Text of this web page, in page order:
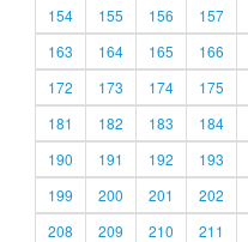
154
155 156 157
163
164 165 166
172
173 174 175
181
182 183 184
190
191 192 193
199
200 201 202
208
209 210 211